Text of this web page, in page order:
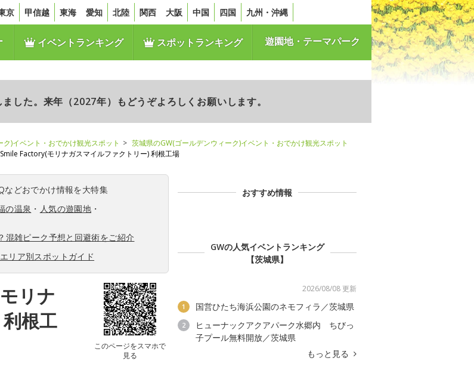
京 甲信越 東海 愛知 北陸 関西 大阪 中国 四国 九州・沖縄
イベントランキング スポットランキング 遊園地・テーマパーク
した。来年（2027年）もどうぞよろしくお願いします。
)イベント・おでかけ観光スポット
茨城県のGW(ゴールデンウィーク)イベント・おでかけ観光スポット
Factory(モリナガスマイルファクトリー) 利根工場
などおでかけ情報を大特集
の温泉 ・ 人気の遊園地 ・
混雑ピーク予想と回避術をご紹介
リア別スポットガイド
リナ
根工
このページをスマホで
見る
おすすめ情報
GWの人気イベントランキング
【茨城県】
2026/08/08 更新
1 国営ひたち海浜公園のネモフィラ／茨城県
2
ヒューナックアクアパーク水郷内 ちびっ
子プール無料開放／茨城県
もっと見る